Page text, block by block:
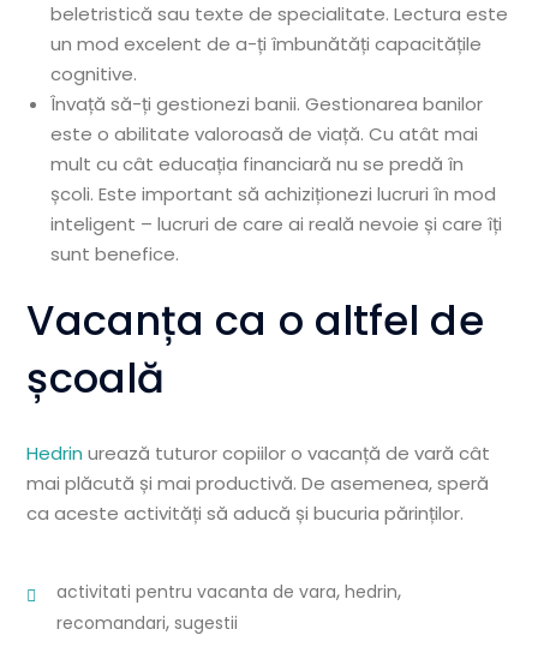
beletristică sau texte de specialitate. Lectura este
un mod excelent de a-ți îmbunătăți capacitățile
cognitive.
Învață să-ți gestionezi banii. Gestionarea banilor
este o abilitate valoroasă de viață. Cu atât mai
mult cu cât educația financiară nu se predă în
școli. Este important să achiziționezi lucruri în mod
inteligent – lucruri de care ai reală nevoie și care îți
sunt benefice.
Vacanța ca o altfel de
școală
Hedrin urează tuturor copiilor o vacanță de vară cât
mai plăcută și mai productivă. De asemenea, speră
ca aceste activități să aducă și bucuria părinților.
activitati pentru vacanta de vara,hedrin,
recomandari,sugestii